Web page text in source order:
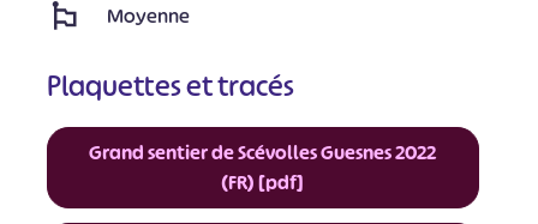
Moyenne
Plaquettes et tracés
Grand sentier de Scévolles Guesnes 2022
(FR) [pdf]